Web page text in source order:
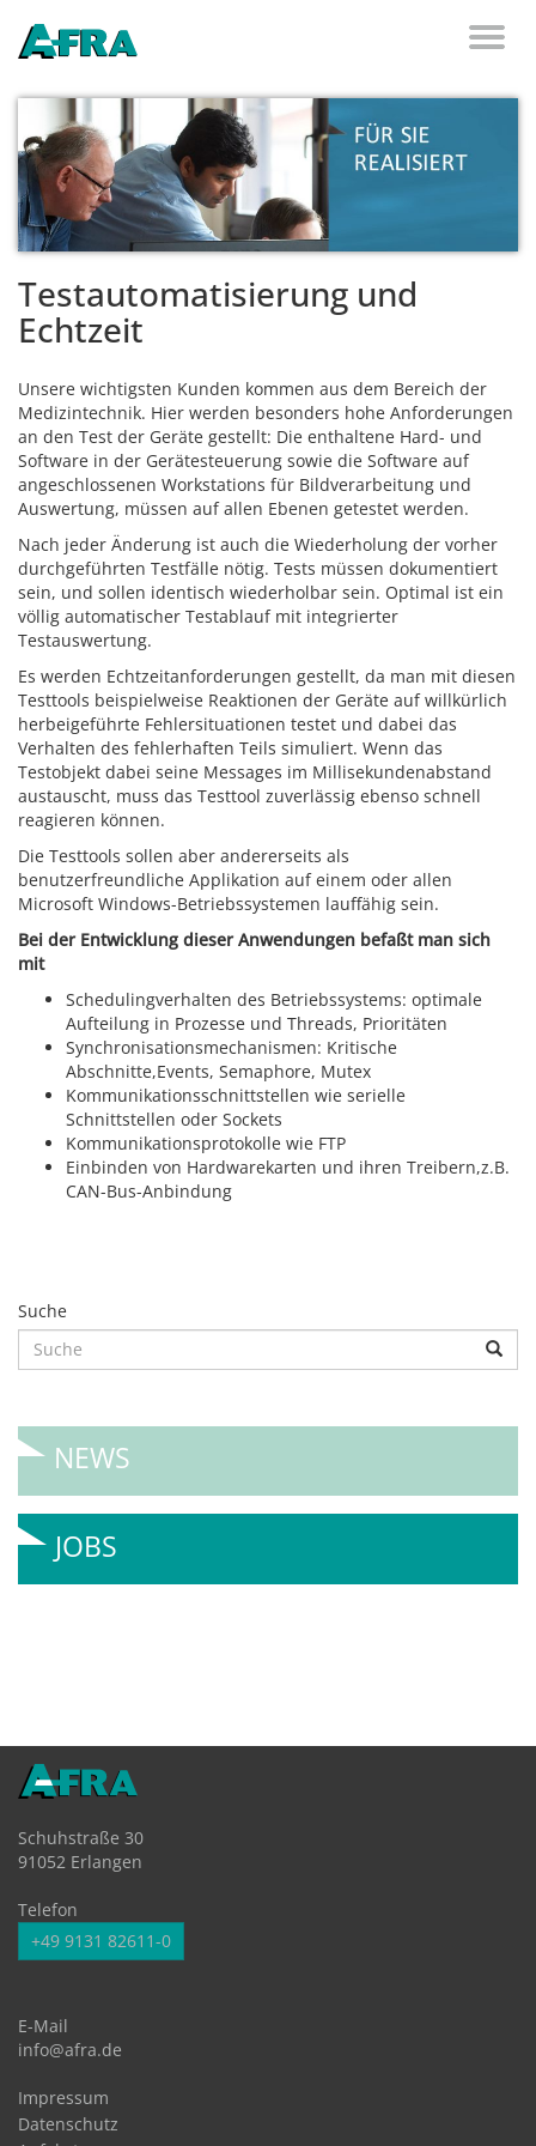
Testautomatisierung und
Echtzeit
Unsere wichtigsten Kunden kommen aus dem Bereich der
Medizintechnik. Hier werden besonders hohe Anforderungen
an den Test der Geräte gestellt: Die enthaltene Hard- und
Software in der Gerätesteuerung sowie die Software auf
angeschlossenen Workstations für Bildverarbeitung und
Auswertung, müssen auf allen Ebenen getestet werden.
Nach jeder Änderung ist auch die Wiederholung der vorher
durchgeführten Testfälle nötig. Tests müssen dokumentiert
sein, und sollen identisch wiederholbar sein. Optimal ist ein
völlig automatischer Testablauf mit integrierter
Testauswertung.
Es werden Echtzeitanforderungen gestellt, da man mit diesen
Testtools beispielweise Reaktionen der Geräte auf willkürlich
herbeigeführte Fehlersituationen testet und dabei das
Verhalten des fehlerhaften Teils simuliert. Wenn das
Testobjekt dabei seine Messages im Millisekundenabstand
austauscht, muss das Testtool zuverlässig ebenso schnell
reagieren können.
Die Testtools sollen aber andererseits als
benutzerfreundliche Applikation auf einem oder allen
Microsoft Windows-Betriebssystemen lauffähig sein.
Bei der Entwicklung dieser Anwendungen befaßt man sich
mit
Schedulingverhalten des Betriebssystems: optimale
Aufteilung in Prozesse und Threads, Prioritäten
Synchronisationsmechanismen: Kritische
Abschnitte,Events, Semaphore, Mutex
Kommunikationsschnittstellen wie serielle
Schnittstellen oder Sockets
Kommunikationsprotokolle wie FTP
Einbinden von Hardwarekarten und ihren Treibern,z.B.
CAN-Bus-Anbindung
Suche
NEWS
JOBS
Schuhstraße 30
91052 Erlangen
Telefon
+49 9131 82611-0
E-Mail
info@afra.de
Impressum
Datenschutz